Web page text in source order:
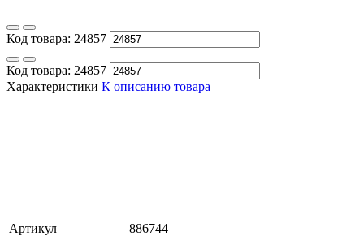
Код товара: 24857
Код товара: 24857
Характеристики К описанию товара
Артикул
886744